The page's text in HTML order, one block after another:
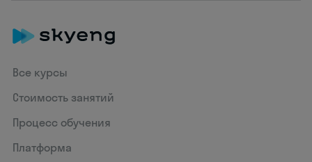
Все курсы
Стоимость занятий
Процесс обучения
Платформа